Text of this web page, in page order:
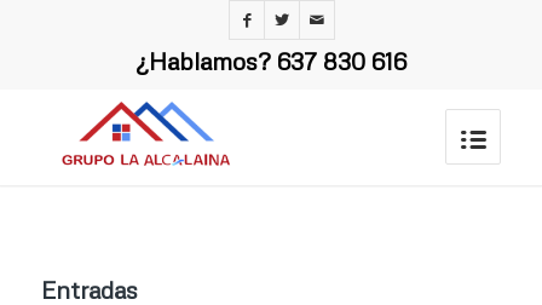
¿Hablamos? 637 830 616
Entradas